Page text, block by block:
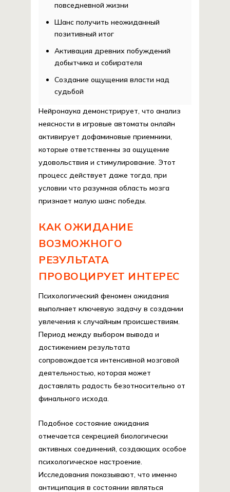
повседневной жизни
Шанс получить неожиданный
позитивный итог
Активация древних побуждений
добытчика и собирателя
Создание ощущения власти над
судьбой
Нейронаука демонстрирует, что анализ
неясности в игровые автоматы онлайн
активирует дофаминовые приемники,
которые ответственны за ощущение
удовольствия и стимулирование. Этот
процесс действует даже тогда, при
условии что разумная область мозга
признает малую шанс победы.
КАК ОЖИДАНИЕ
ВОЗМОЖНОГО
РЕЗУЛЬТАТА
ПРОВОЦИРУЕТ ИНТЕРЕС
Психологический феномен ожидания
выполняет ключевую задачу в создании
увлечения к случайным происшествиям.
Период между выбором вывода и
достижением результата
сопровождается интенсивной мозговой
деятельностью, которая может
доставлять радость безотносительно от
финального исхода.
Подобное состояние ожидания
отмечается секрецией биологически
активных соединений, создающих особое
психологическое настроение.
Исследования показывают, что именно
антиципация в состоянии являться